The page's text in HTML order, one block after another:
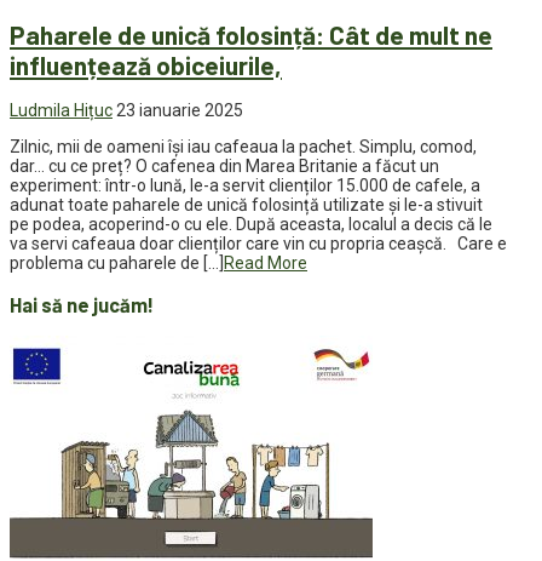
Paharele de unică folosință: Cât de mult ne
influențează obiceiurile,
Ludmila Hițuc23 ianuarie 2025
Zilnic, mii de oameni își iau cafeaua la pachet. Simplu, comod,
dar… cu ce preț? O cafenea din Marea Britanie a făcut un
experiment: într-o lună, le-a servit clienților 15.000 de cafele, a
adunat toate paharele de unică folosință utilizate și le-a stivuit
pe podea, acoperind-o cu ele. După aceasta, localul a decis că le
va servi cafeaua doar clienților care vin cu propria ceașcă. Care e
problema cu paharele de […] Read More
Hai să ne jucăm!